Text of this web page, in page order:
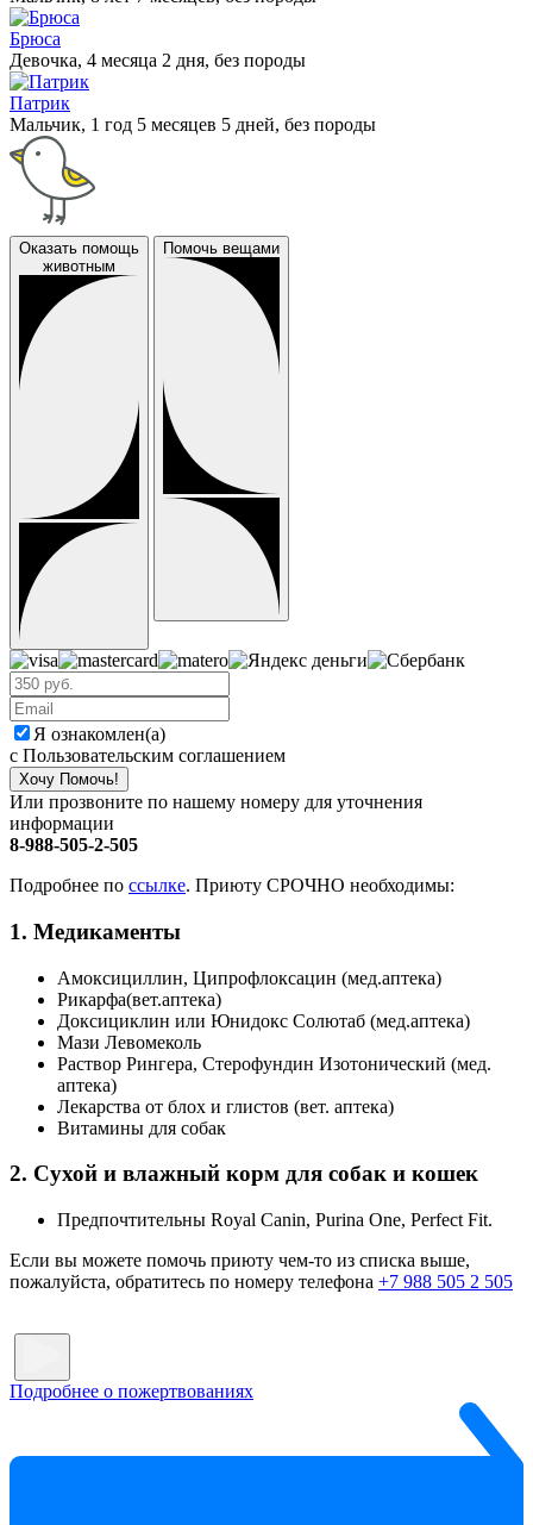
Брюса
Девочка, 4 месяца 2 дня, без породы
Патрик
Мальчик, 1 год 5 месяцев 5 дней, без породы
Оказать помощь
животным
Помочь вещами
Я ознакомлен(а)
с Пользовательским соглашением
Хочу Помочь!
Или прозвоните по нашему номеру для уточнения
информации
8-988-505-2-505
Подробнее по ссылке. Приюту СРОЧНО необходимы:
1. Медикаменты
Амоксициллин, Ципрофлоксацин (мед.аптека)
Рикарфа(вет.аптека)
Доксициклин или Юнидокс Солютаб (мед.аптека)
Мази Левомеколь
Раствор Рингера, Стерофундин Изотонический (мед.
аптека)
Лекарства от блох и глистов (вет. аптека)
Витамины для собак
2. Сухой и влажный корм для собак и кошек
Предпочтительны Royal Canin, Purina One, Perfect Fit.
Если вы можете помочь приюту чем-то из списка выше,
пожалуйста, обратитесь по номеру телефона +7 988 505 2 505
Подробнее о пожертвованиях